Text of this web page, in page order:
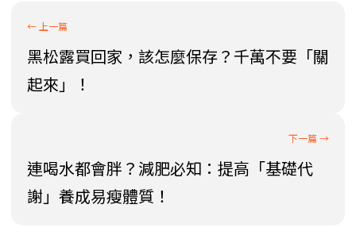
黑松露買回家，該怎麼保存？千萬不要「關
起來」！
連喝水都會胖？減肥必知：提高「基礎代
謝」養成易瘦體質！